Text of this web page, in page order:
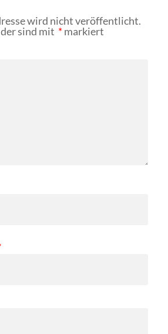
wird nicht veröffentlicht.
sind mit *markiert